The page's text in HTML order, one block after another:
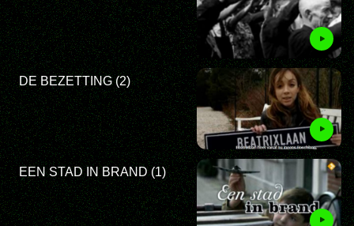
DE BEZETTING (2)
EEN STAD IN BRAND (1)